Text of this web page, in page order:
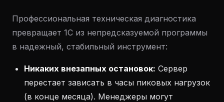
Профессиональная техническая диагностика
превращает 1С из непредсказуемой программы
в надежный, стабильный инструмент:
Никаких внезапных остановок: Сервер
перестает зависать в часы пиковых нагрузок
(в конце месяца). Менеджеры могут